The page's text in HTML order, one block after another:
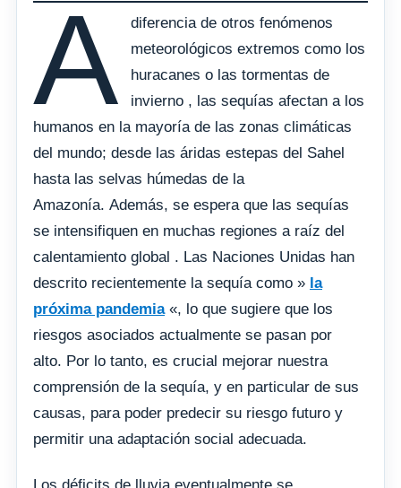
A
diferencia de otros fenómenos
meteorológicos extremos como los
huracanes o las tormentas de
invierno , las sequías afectan a los
humanos en la mayoría de las zonas climáticas
del mundo; desde las áridas estepas del Sahel
hasta las selvas húmedas de la
Amazonía. Además, se espera que las sequías
se intensifiquen en muchas regiones a raíz del
calentamiento global . Las Naciones Unidas han
descrito recientemente la sequía como » la
próxima pandemia«, lo que sugiere que los
riesgos asociados actualmente se pasan por
alto. Por lo tanto, es crucial mejorar nuestra
comprensión de la sequía, y en particular de sus
causas, para poder predecir su riesgo futuro y
permitir una adaptación social adecuada.